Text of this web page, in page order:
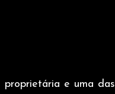
proprietária e uma